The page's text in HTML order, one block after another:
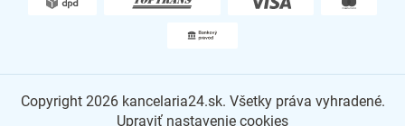
Copyright 2026 kancelaria24.sk. Všetky práva vyhradené.
Upraviť nastavenie cookies